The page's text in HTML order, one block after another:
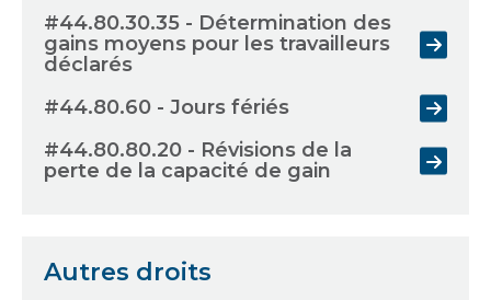
#44.80.30.35 - Détermination des
gains moyens pour les travailleurs
déclarés
#44.80.60 - Jours fériés
#44.80.80.20 - Révisions de la
perte de la capacité de gain
Autres droits